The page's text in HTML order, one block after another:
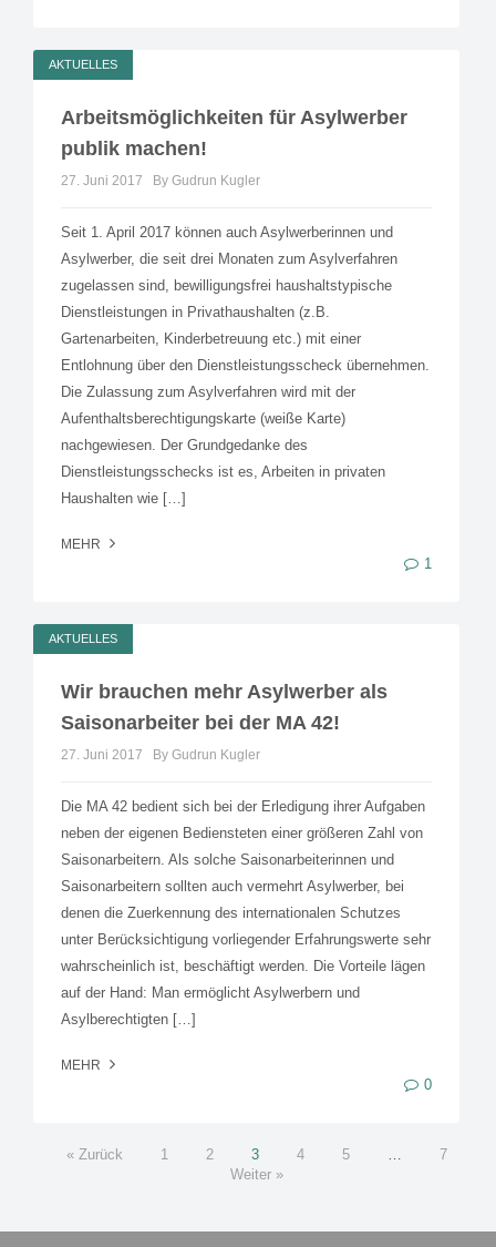
AKTUELLES
Arbeitsmöglichkeiten für Asylwerber
publik machen!
27. Juni 2017 By Gudrun Kugler
Seit 1. April 2017 können auch Asylwerberinnen und
Asylwerber, die seit drei Monaten zum Asylverfahren
zugelassen sind, bewilligungsfrei haushaltstypische
Dienstleistungen in Privathaushalten (z.B.
Gartenarbeiten, Kinderbetreuung etc.) mit einer
Entlohnung über den Dienstleistungsscheck übernehmen.
Die Zulassung zum Asylverfahren wird mit der
Aufenthaltsberechtigungskarte (weiße Karte)
nachgewiesen. Der Grundgedanke des
Dienstleistungsschecks ist es, Arbeiten in privaten
Haushalten wie […]
MEHR
1
AKTUELLES
Wir brauchen mehr Asylwerber als
Saisonarbeiter bei der MA 42!
27. Juni 2017 By Gudrun Kugler
Die MA 42 bedient sich bei der Erledigung ihrer Aufgaben
neben der eigenen Bediensteten einer größeren Zahl von
Saisonarbeitern. Als solche Saisonarbeiterinnen und
Saisonarbeitern sollten auch vermehrt Asylwerber, bei
denen die Zuerkennung des internationalen Schutzes
unter Berücksichtigung vorliegender Erfahrungswerte sehr
wahrscheinlich ist, beschäftigt werden. Die Vorteile lägen
auf der Hand: Man ermöglicht Asylwerbern und
Asylberechtigten […]
MEHR
0
« Zurück 1 2 3 4 5 …
7
Weiter »